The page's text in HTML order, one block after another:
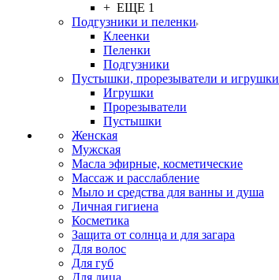
+ ЕЩЕ 1
Подгузники и пеленки
Клеенки
Пеленки
Подгузники
Пустышки, прорезыватели и игрушки
Игрушки
Прорезыватели
Пустышки
Женская
Мужская
Масла эфирные, косметические
Массаж и расслабление
Мыло и средства для ванны и душа
Личная гигиена
Косметика
Защита от солнца и для загара
Для волос
Для губ
Для лица